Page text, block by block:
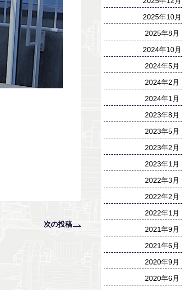
次の投稿
2025年10月
2025年8月
2024年10月
2024年5月
2024年2月
2024年1月
2023年8月
2023年5月
2023年2月
2023年1月
2022年3月
2022年2月
2022年1月
2021年9月
2021年6月
2020年9月
2020年6月